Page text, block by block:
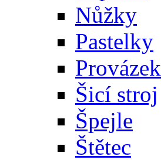
Nůžky
Pastelky
Provázek
Šicí stroj
Špejle
Štětec